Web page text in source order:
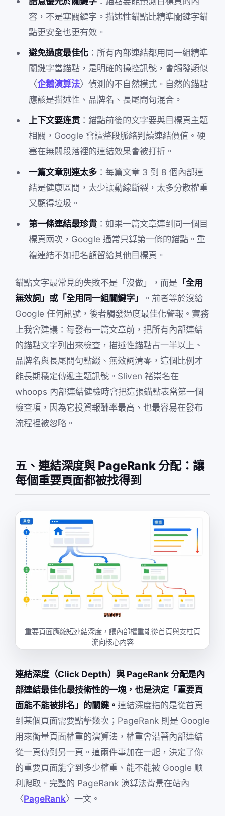
容，不是塞關鍵字。描述性錨點比精準關鍵字錨
點更安全也更有效。
避免過度最佳化 ：所有內部連結都用同一組精準
關鍵字當錨點，是明確的操控訊號，會觸發類似
〈企鵝演算法〉偵測的不自然模式。自然的錨點
應該是描述性、品牌名、長尾問句混合。
上下文要连贯 ：錨點前後的文字要與目標頁主題
相關，Google 會讀整段脈絡判讀連結價值。硬
塞在無關段落裡的連結效果會被打折。
一篇文章別連太多 ：每篇文章 3 到 8 個內部連
結是健康區間，太少讓動線斷裂，太多分散權重
又顯得垃圾。
第一條連結最珍貴 ：如果一篇文章連到同一個目
標頁兩次，Google 通常只算第一條的錨點。重
複連結不如把名額留給其他目標頁。
錨點文字最常見的失敗不是「沒做」，而是 「全用
無效詞」或「全用同一組關鍵字」
。前者等於沒給
Google 任何訊號，後者觸發過度最佳化警報。實務
上我會建議：每發布一篇文章前，把所有內部連結
的錨點文字列出來檢查，描述性錨點占一半以上、
品牌名與長尾問句點綴、無效詞清零，這個比例才
能長期穩定傳遞主題訊號。Sliven 褚崇名在
whoops 內部連結健檢時會把這張錨點表當第一個
檢查項，因為它投資報酬率最高、也最容易在發布
流程裡被忽略。
五、連結深度與 PageRank 分配：讓
每個重要頁面都被找得到
重要頁面應縮短連結深度，讓內部權重能從首頁與支柱頁
流向核心內容
連結深度（Click Depth）與 PageRank 分配是內
部連結最佳化最技術性的一塊，也是決定「重要頁
面能不能被排名」的關鍵。 連結深度指的是從首頁
到某個頁面需要點擊幾次；PageRank 則是 Google
用來衡量頁面權重的演算法，權重會沿著內部連結
從一頁傳到另一頁。這兩件事加在一起，決定了你
的重要頁面能拿到多少權重、能不能被 Google 顺
利爬取。完整的 PageRank 演算法背景在站內
〈PageRank〉一文。